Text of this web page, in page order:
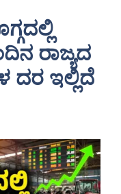
ರಾಜ್ಯದ
ದರ ಇಲ್ಲಿದೆ